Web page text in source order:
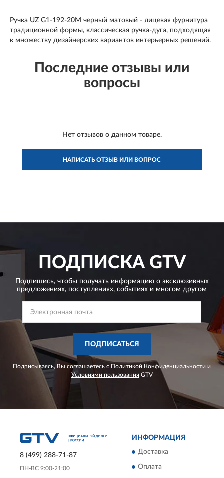
Ручка UZ G1-192-20M черный матовый - лицевая фурнитура
традиционной формы, классическая ручка-дуга, подходящая
к множеству дизайнерских вариантов интерьерных решений.
Последние отзывы или
вопросы
Нет отзывов о данном товаре.
НАПИСАТЬ ОТЗЫВ ИЛИ ВОПРОС
ПОДПИСКАGTV
Подпишись, чтобы получать информацию о эксклюзивных
предложениях, поступлениях, событиях и многом другом
ПОДПИСАТЬСЯ
Подписываясь, Вы соглашаетесь с Политикой Конфиденциальности и
Условиями пользованияGTV
8 (499) 288-71-87
ПН-ВС 9:00-21:00
ИНФОРМАЦИЯ
Доставка
Оплата